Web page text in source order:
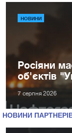
НОВИНИ
Росіяни
об'єктів
7 серпня 2026